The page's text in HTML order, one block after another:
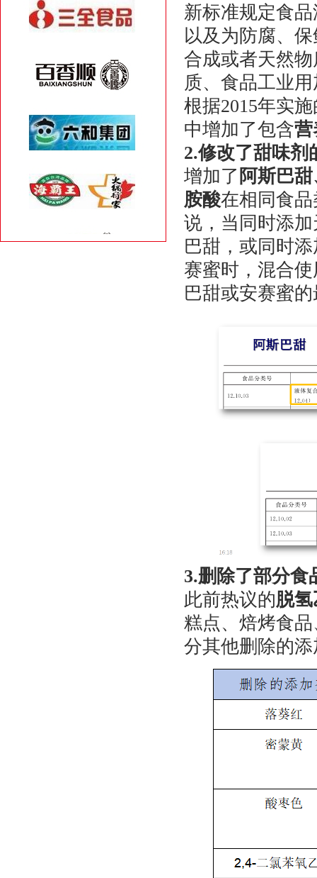
新标准规定食
以及为防腐、
合成或者天然
质、食品工业
根据2015年实
中增加了包含营
2.修改了甜味剂
增加了 阿斯巴
胺酸在相同食
说，当同时添
巴甜，或同时
赛蜜时，混合
巴甜或安赛蜜
3.删除了部分食
此前热议的脱
糕点、焙烤食
分其他删除的